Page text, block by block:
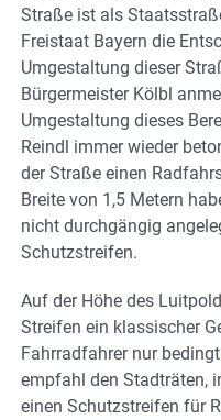
Straße ist als
Freistaat Bayern die
Umgestaltung dieser
Bürgermeister Kölbl
Umgestaltung dieses
Reindl immer wieder
der Straße einen
Breite von 1,5 Metern
nicht durchgängig
Schutzstreifen.
Auf der Höhe des
Streifen ein klassischer
Fahrradfahrer nur
empfahl den Stadträten,
einen Schutzstreifen für